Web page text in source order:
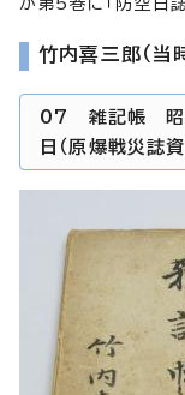
竹内喜三郎（当
07 雑記帳 昭
日（原爆戦災誌